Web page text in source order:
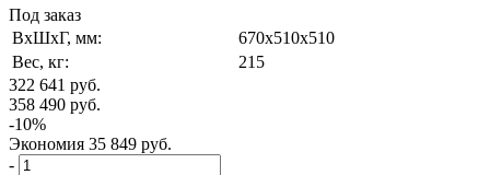
Под заказ
ВxШxГ, мм:
670x510x510
Вес, кг:
215
322 641 руб.
358 490 руб.
-10%
Экономия 35 849 руб.
-